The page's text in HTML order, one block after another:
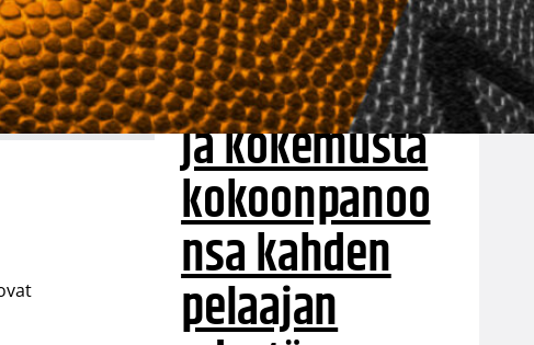
Seagulls
hankki taitoa
ja kokemusta
kokoonpanoo
nsa kahden
pelaajan